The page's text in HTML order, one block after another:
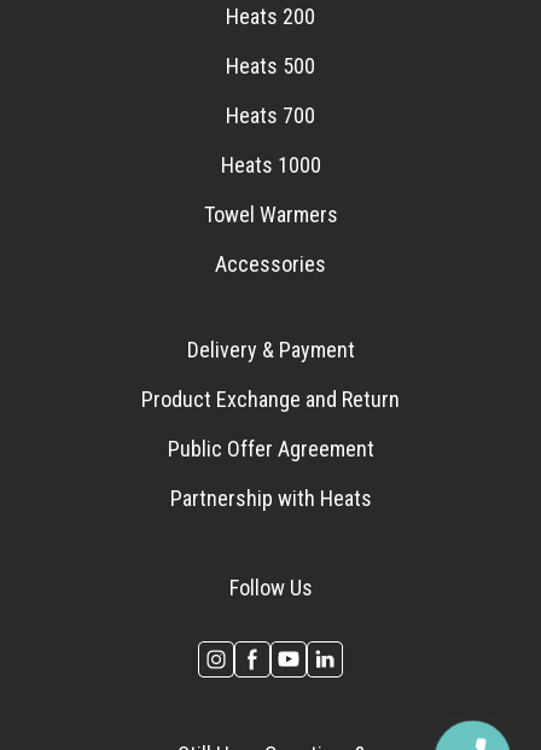
Heats 200
Heats 500
Heats 700
Heats 1000
Towel Warmers
Accessories
Delivery & Payment
Product Exchange and Return
Public Offer Agreement
Partnership with Heats
Follow Us